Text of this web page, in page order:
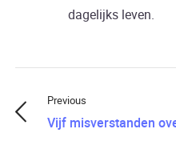
dagelijks leven.
Previous
Vijf misverstanden